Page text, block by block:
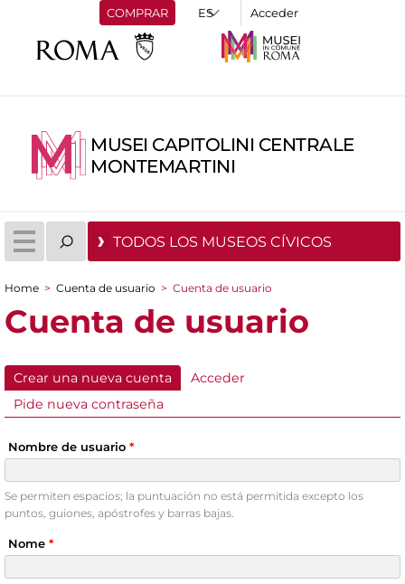
COMPRAR Acceder
MUSEI CAPITOLINI CENTRALE
MONTEMARTINI
TODOS LOS MUSEOS CÍVICOS
You are here
Home > Cuenta de usuario > Cuenta de usuario
Cuenta de usuario
Primary tabs
Crear una nueva cuenta (active tab)
Acceder
Pide nueva contraseña
Nombre de usuario *
Se permiten espacios; la puntuación no está permitida excepto los
puntos, guiones, apóstrofes y barras bajas.
Nome *